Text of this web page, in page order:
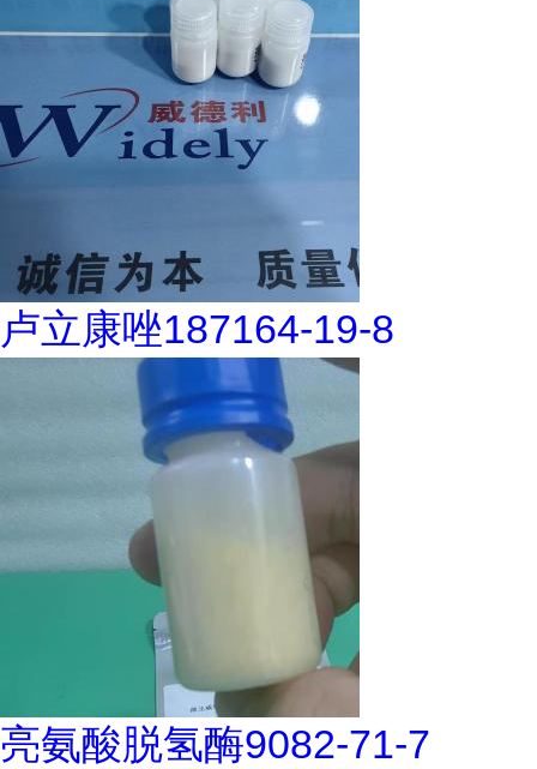
卢立康唑187164-19-8
亮氨酸脱氢酶9082-71-7